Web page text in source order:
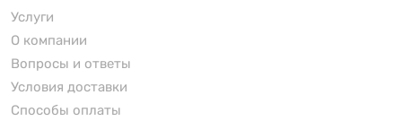
Услуги
О компании
Вопросы и ответы
Условия доставки
Способы оплаты